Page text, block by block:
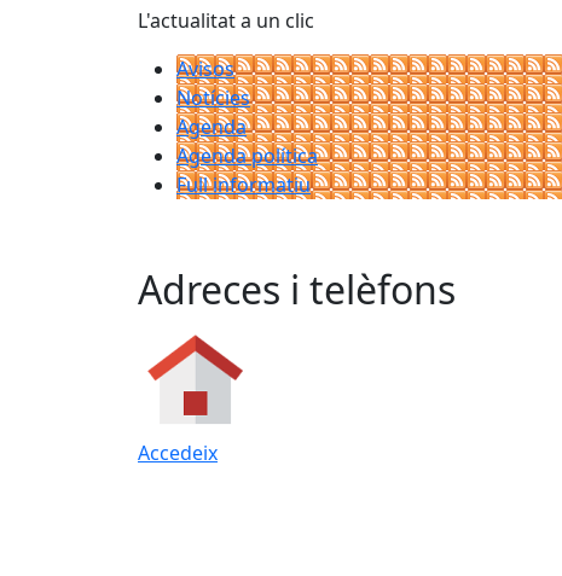
L'actualitat a un clic
Avisos
Notícies
Agenda
Agenda política
Full informatiu
Adreces i telèfons
Accedeix